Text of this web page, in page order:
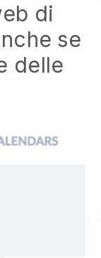
di
se
delle